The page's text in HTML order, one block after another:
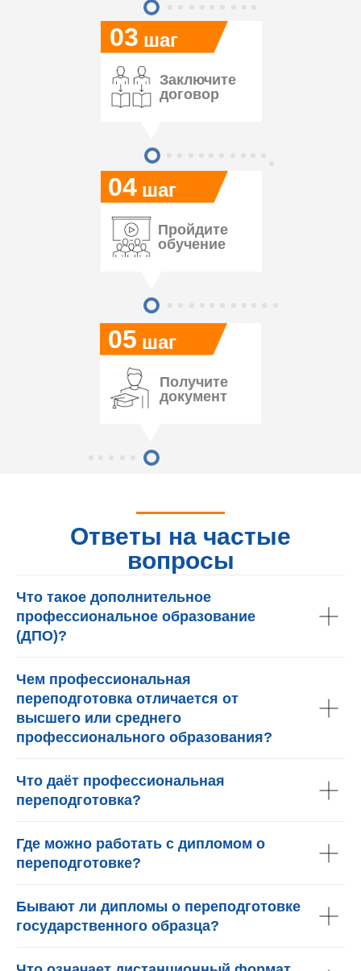
05
04
03 шаг
шаг
шаг
Заключите
договор
Пройдите
обучение
Получите
документ
Ответы на частые
вопросы
Что такое дополнительное
профессиональное образование
(ДПО)?
Чем профессиональная
переподготовка отличается от
высшего или среднего
профессионального образования?
Что даёт профессиональная
переподготовка?
Где можно работать с дипломом о
переподготовке?
Бывают ли дипломы о переподготовке
государственного образца?